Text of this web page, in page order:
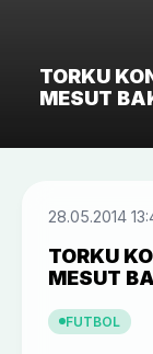
TORKU
MESUT
28.05.2014
TORKU
MESUT
FUTBOL